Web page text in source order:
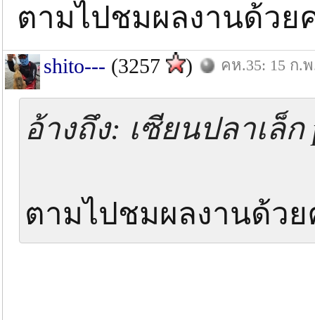
ตามไปชมผลงานด้วย
shito--- (3257 ) คห.35: 15 ก.
อ้างถึง: เซียนปลาเล็ก
ตามไปชมผลงานด้ว